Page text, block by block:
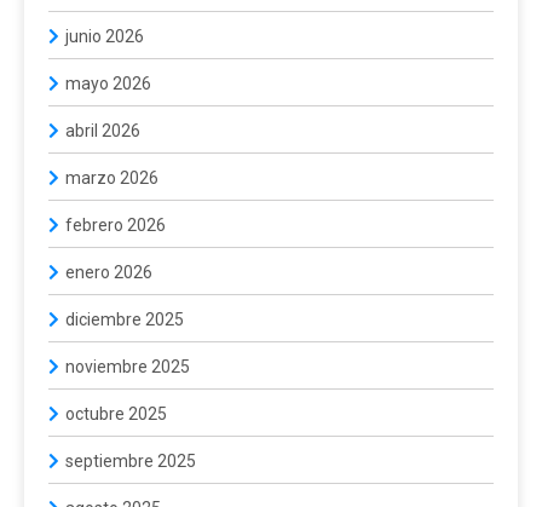
junio 2026
mayo 2026
abril 2026
marzo 2026
febrero 2026
enero 2026
diciembre 2025
noviembre 2025
octubre 2025
septiembre 2025